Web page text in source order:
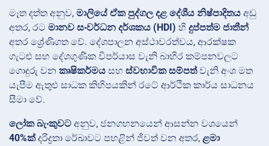
මෑත දත්ත අනුව, මාලියේ ඒක පුද්ගල දළ දේශීය නිෂ්පාදිතය අඩු
අතර, රට මානව සංවර්ධන දර්ශකය (HDI) හි දුප්පත්ම ජාතීන්
අතර ශ්‍රේණිගත වේ. දේශපාලන අස්ථාවරත්වය, ආරක්ෂක
ගැටළු සහ දේශගුණික විපර්යාස වැනි බාහිර කම්පනවලට
ගොදුරු වන කෘෂිකර්මය සහ ස්වභාවික සම්පත්වැනි අංශ මත
යැපීම ඇතුළු සාධක කිහිපයකින් රටේ ආර්ථික කාර්ය සාධනය
සීමා වේ.
ලෝක බැංකුවට අනුව, ජනගහනයෙන් ආසන්න වශයෙන්
40%ක්දරිද්‍රතා රේඛාවට පහළින් ජීවත් වන අතර, ළමා